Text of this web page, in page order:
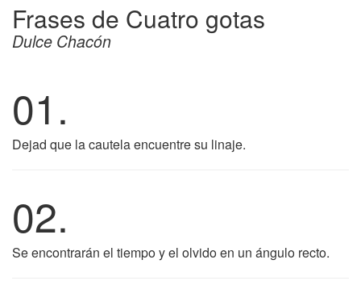
Frases de Cuatro gotas
Dulce Chacón
01.
Dejad que la cautela encuentre su linaje.
02.
Se encontrarán el tiempo y el olvido en un ángulo recto.